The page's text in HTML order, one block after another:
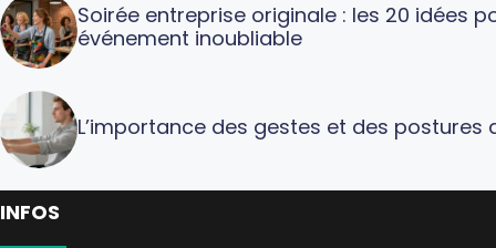
Soirée entreprise originale : les 20 idées
événement inoubliable
L’importance des gestes et des postures
INFOS